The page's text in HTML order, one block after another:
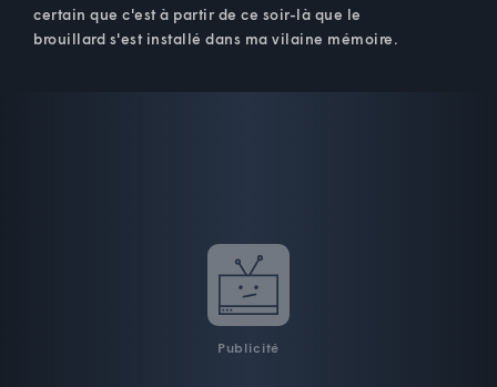
certain que c'est à partir de ce soir-là que le
brouillard s'est installé dans ma vilaine mémoire.
Publicité